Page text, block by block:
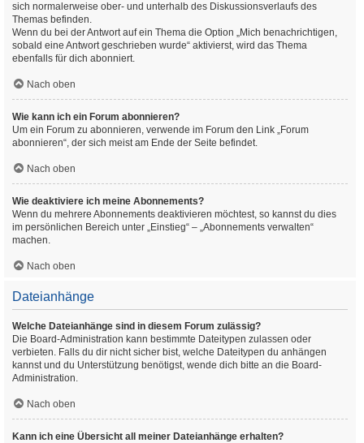
sich normalerweise ober- und unterhalb des Diskussionsverlaufs des
Themas befinden.
Wenn du bei der Antwort auf ein Thema die Option „Mich benachrichtigen,
sobald eine Antwort geschrieben wurde“ aktivierst, wird das Thema
ebenfalls für dich abonniert.
Nach oben
Wie kann ich ein Forum abonnieren?
Um ein Forum zu abonnieren, verwende im Forum den Link „Forum
abonnieren“, der sich meist am Ende der Seite befindet.
Nach oben
Wie deaktiviere ich meine Abonnements?
Wenn du mehrere Abonnements deaktivieren möchtest, so kannst du dies
im persönlichen Bereich unter „Einstieg“ – „Abonnements verwalten“
machen.
Nach oben
Dateianhänge
Welche Dateianhänge sind in diesem Forum zulässig?
Die Board-Administration kann bestimmte Dateitypen zulassen oder
verbieten. Falls du dir nicht sicher bist, welche Dateitypen du anhängen
kannst und du Unterstützung benötigst, wende dich bitte an die Board-
Administration.
Nach oben
Kann ich eine Übersicht all meiner Dateianhänge erhalten?